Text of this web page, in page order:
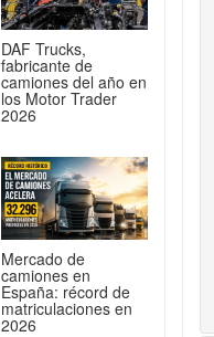
DAF Trucks,
fabricante de
camiones del año en
los Motor Trader
2026
Mercado de
camiones en
España: récord de
matriculaciones en
2026